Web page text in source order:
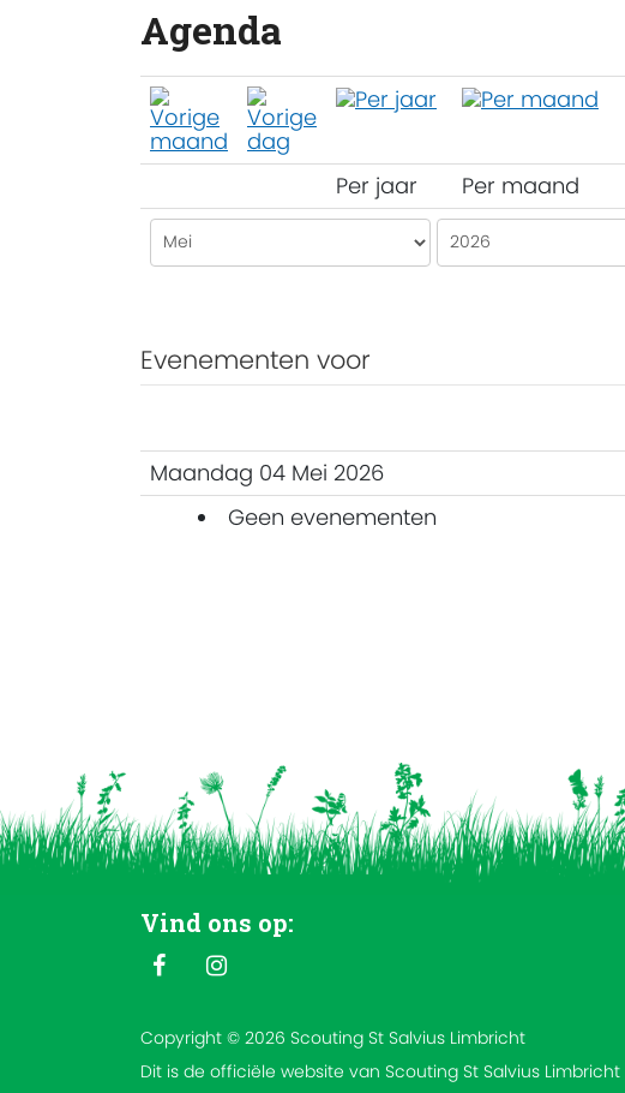
Agenda
Per jaar Per maand
Evenementen voor
Maandag 04 Mei 2026
Geen evenementen
Vind ons op:
Copyright © 2026 Scouting St Salvius Limbricht
Dit is de officiële website van Scouting St Salvius Limbricht